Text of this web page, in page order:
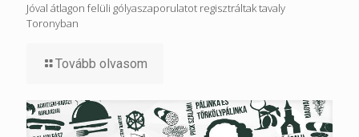
Jóval átlagon felüli gólyaszaporulatot regisztráltak tavaly
Toronyban
Tovább olvasom